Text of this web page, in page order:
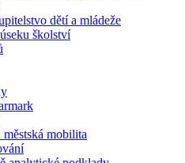
dětí a mládeže
školství
mobilita